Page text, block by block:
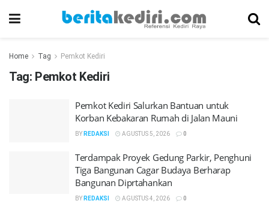
Home Tag Pemkot Kediri
Tag: Pemkot Kediri
Pemkot Kediri Salurkan Bantuan untuk
Korban Kebakaran Rumah di Jalan Mauni
BY REDAKSI AGUSTUS 5, 2026 0
Terdampak Proyek Gedung Parkir, Penghuni
Tiga Bangunan Cagar Budaya Berharap
Bangunan Diprtahankan
BY REDAKSI AGUSTUS 4, 2026 0